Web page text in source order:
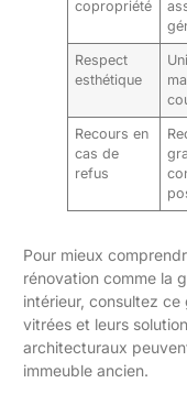
copropriété
Respect
esthétique
Recours en
cas de
refus
Pour mieux
rénovation comme la
intérieur, consultez ce
vitrées et leurs
architecturaux
immeuble ancien.